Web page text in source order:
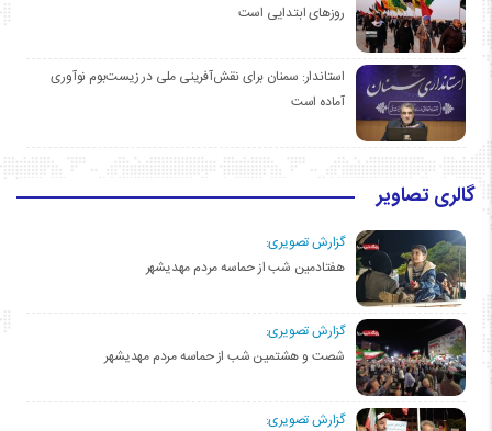
روزهای ابتدایی است
استاندار: سمنان برای نقش‌آفرینی ملی در زیست‌بوم نوآوری
آماده است
گالری تصاویر
گزارش تصویری:
هفتادمین شب از حماسه مردم مهدیشهر
گزارش تصویری:
شصت و هشتمین شب از حماسه مردم مهدیشهر
گزارش تصویری: